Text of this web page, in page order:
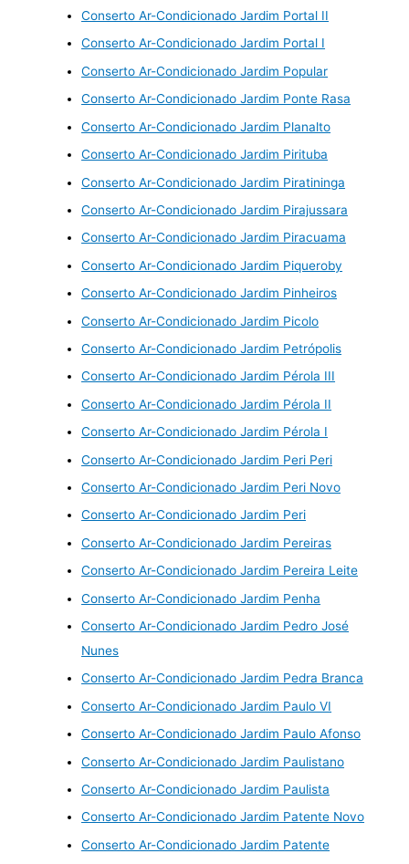
Conserto Ar-Condicionado Jardim Portal II
Conserto Ar-Condicionado Jardim Portal I
Conserto Ar-Condicionado Jardim Popular
Conserto Ar-Condicionado Jardim Ponte Rasa
Conserto Ar-Condicionado Jardim Planalto
Conserto Ar-Condicionado Jardim Pirituba
Conserto Ar-Condicionado Jardim Piratininga
Conserto Ar-Condicionado Jardim Pirajussara
Conserto Ar-Condicionado Jardim Piracuama
Conserto Ar-Condicionado Jardim Piqueroby
Conserto Ar-Condicionado Jardim Pinheiros
Conserto Ar-Condicionado Jardim Picolo
Conserto Ar-Condicionado Jardim Petrópolis
Conserto Ar-Condicionado Jardim Pérola III
Conserto Ar-Condicionado Jardim Pérola II
Conserto Ar-Condicionado Jardim Pérola I
Conserto Ar-Condicionado Jardim Peri Peri
Conserto Ar-Condicionado Jardim Peri Novo
Conserto Ar-Condicionado Jardim Peri
Conserto Ar-Condicionado Jardim Pereiras
Conserto Ar-Condicionado Jardim Pereira Leite
Conserto Ar-Condicionado Jardim Penha
Conserto Ar-Condicionado Jardim Pedro José
Nunes
Conserto Ar-Condicionado Jardim Pedra Branca
Conserto Ar-Condicionado Jardim Paulo VI
Conserto Ar-Condicionado Jardim Paulo Afonso
Conserto Ar-Condicionado Jardim Paulistano
Conserto Ar-Condicionado Jardim Paulista
Conserto Ar-Condicionado Jardim Patente Novo
Conserto Ar-Condicionado Jardim Patente